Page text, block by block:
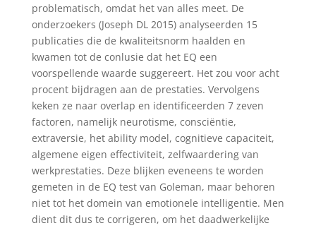
problematisch, omdat het van alles meet. De
onderzoekers (Joseph DL 2015) analyseerden 15
publicaties die de kwaliteitsnorm haalden en
kwamen tot de conlusie dat het EQ een
voorspellende waarde suggereert. Het zou voor acht
procent bijdragen aan de prestaties. Vervolgens
keken ze naar overlap en identificeerden 7 zeven
factoren, namelijk neurotisme, consciëntie,
extraversie, het ability model, cognitieve capaciteit,
algemene eigen effectiviteit, zelfwaardering van
werkprestaties. Deze blijken eveneens te worden
gemeten in de EQ test van Goleman, maar behoren
niet tot het domein van emotionele intelligentie. Men
dient dit dus te corrigeren, om het daadwerkelijke